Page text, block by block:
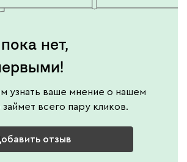
нет,
узнать ваше мнение о нашем
всего пару кликов.
отзыв